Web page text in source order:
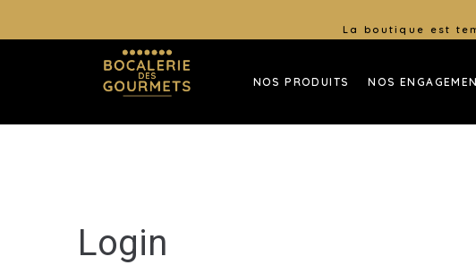
La boutique est
NOS PRODUITS NOS
Login